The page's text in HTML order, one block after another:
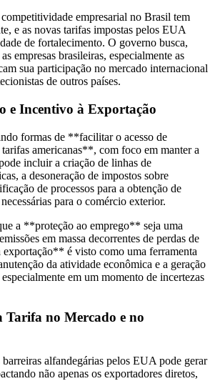
empresarial no Brasil tem
e as novas tarifas impostas pelos EUA
de fortalecimento. O governo busca,
empresas brasileiras, especialmente as
sua participação no mercado internacional
de outros países.
e Incentivo à Exportação
formas de **facilitar o acesso de
tarifas americanas**, com foco em manter a
incluir a criação de linhas de
a desoneração de impostos sobre
de processos para a obtenção de
para o comércio exterior.
a **proteção ao emprego** seja uma
em massa decorrentes de perdas de
é visto como uma ferramenta
da atividade econômica e a geração
em um momento de incertezas
Tarifa no Mercado e no
alfandegárias pelos EUA pode gerar
não apenas os exportadores diretos,